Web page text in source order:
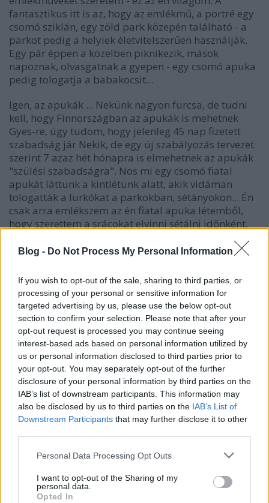
Blog - Do Not Process My Personal Information
If you wish to opt-out of the sale, sharing to third parties, or
processing of your personal or sensitive information for
targeted advertising by us, please use the below opt-out
section to confirm your selection. Please note that after your
opt-out request is processed you may continue seeing
interest-based ads based on personal information utilized by
us or personal information disclosed to third parties prior to
your opt-out. You may separately opt-out of the further
disclosure of your personal information by third parties on the
IAB’s list of downstream participants. This information may
also be disclosed by us to third parties on the IAB’s List of
Downstream Participants that may further disclose it to other
Please note that this website/app uses one or more Google
not limited to your visit or usage behaviour. You may click to
grant or deny consent to Google and its third-party tags to
Personal Data Processing Opt Outs
I want to opt-out of the Sharing of my
personal data.
Opted In
fantasztikus itt is az, hogy az emlékmű, a portré egy
csomó sziklán, egy zöld park közepén található - a
parkot pedig a helyiek életvitelszerűen használják.
Egy pár éppen a közelben piknikezik, mások
napoznak, olvasgatnak a gyepen - egy csomó apuka
pedig tologatja a babakocsit...
Igen, az apukák ... Nekünk nagyon furcsa, de tudni
kell, hogy Finnországban az apukák is mehetnek
Gyes-re, úgy tudom, hogy jelenleg 45 nap fizetett
szabadság jár Nekik, de egy új szabályozás tervezet
szerint 7 azaz hét hónapra is elmehetnek az apukák
"szülési szabadságra". Nos mi egy csomó fiatal
apukát láttunk a kintlétünk alatt, akik vidáman
tologatták a lurkókat a parkokban, sétányokon... Én
csak arra emlékszem az én fiatal apuka létemből,
hogy szerettem a srácokat elvinni sétálni időnként,
kicsit foglakozhatott az otthoni dolgokkal, vagyis én
legalább mi pasik is megéreznénk, hogy milyen
kemény meló a srácokkal otthon lenni, Velük
foglalkozni. Mondjuk nálunk ehhez még vagy száz év
kell, de hát egyszer hátha ... :-D
Olimpiai stadionhoz - illetve egy nagy sport
objektum volt. Sajna magát a stadiont nem tudtuk
megnézni, mert a 2019-es átadásra nem sikerült a